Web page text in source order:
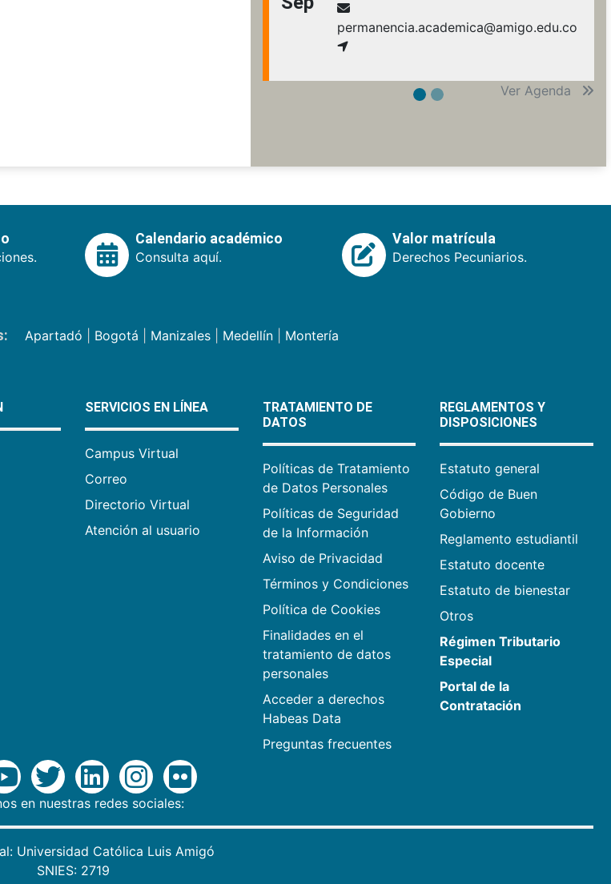
permanencia.academica@amigo.edu.co
Ver Agenda
Calendario académico
Consulta aquí.
Valor matrícula
Derechos Pecuniarios.
Apartadó Bogotá Manizales| Medellín| Montería
SERVICIOS EN LÍNEA
Campus Virtual
Correo
Directorio Virtual
Atención al usuario
TRATAMIENTO DE
DATOS
Políticas de Tratamiento
de Datos Personales
Políticas de Seguridad
de la Información
Aviso de Privacidad
Términos y Condiciones
Política de Cookies
Finalidades en el
tratamiento de datos
personales
Acceder a derechos
Habeas Data
Preguntas frecuentes
REGLAMENTOS Y
DISPOSICIONES
Estatuto general
Código de Buen
Gobierno
Reglamento estudiantil
Estatuto docente
Estatuto de bienestar
Otros
Régimen Tributario
Especial
Portal de la
Contratación
en nuestras redes sociales:
Universidad Católica Luis Amigó
SNIES: 2719